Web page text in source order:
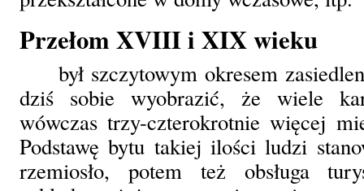
Przełom XVIII i XIX wieku
był szczytowym okresem
dziś sobie wyobrazić, że wiele
wówczas trzy-czterokrotnie więcej
Podstawę bytu takiej ilości ludzi
rzemiosło, potem też obsługa